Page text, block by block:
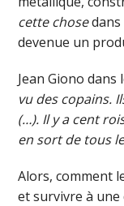
cette chosedans
devenue un
Jean Giono
vu des copains.
(…). Il y a cent
en sort de tous
Alors, comment
et survivre à une